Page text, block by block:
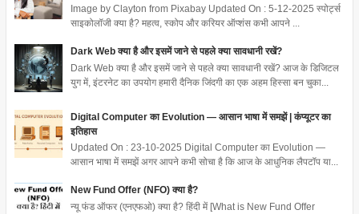
Image by Clayton from Pixabay Updated On : 5-12-2025 स्पोर्ट्स
साइकोलॉजी क्या है? महत्व, स्कोप और करियर ऑप्शंस कभी आपने ...
Dark Web क्या है और इसमें जाने से पहले क्या सावधानी रखें?
Dark Web क्या है और इसमें जाने से पहले क्या सावधानी रखें? आज के डिजिटल
युग में, इंटरनेट का उपयोग हमारी दैनिक जिंदगी का एक अहम हिस्सा बन चुका...
Digital Computer का Evolution — आसान भाषा में समझें | कंप्यूटर का
इतिहास
Updated On : 23-10-2025 Digital Computer का Evolution —
आसान भाषा में समझें अगर आपने कभी सोचा है कि आज के आधुनिक लैपटॉप या...
New Fund Offer (NFO) क्या है?
न्यू फंड ऑफर (एनएफओ) क्या है? हिंदी में [What is New Fund Offer